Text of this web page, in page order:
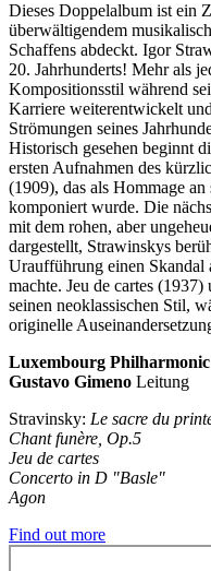
Dieses Doppelalbum ist ein
überwältigendem
Schaffens abdeckt. Igor
20. Jahrhunderts! Mehr als
Kompositionsstil während
Karriere weiterentwickelt
Strömungen seines
Historisch gesehen beginnt
ersten Aufnahmen des
(1909), das als Hommage
komponiert wurde. Die
mit dem rohen, aber
dargestellt, Strawinskys
Uraufführung einen Skandal
machte. Jeu de cartes (1937)
seinen neoklassischen Stil,
originelle
Luxembourg Philharmonic
Gustavo Gimeno Leitung
Stravinsky: Le sacre du
Chant funère, Op.5
Jeu de cartes
Concerto in D "Basle"
Agon
Find out more